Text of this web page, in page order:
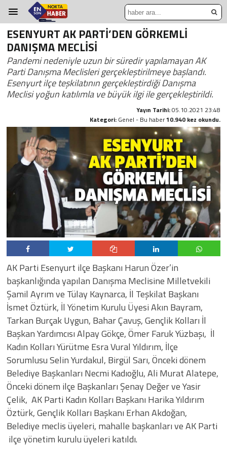
ESENYURT AK PARTİ’DEN GÖRKEMLİ
DANIŞMA MECLİSİ
Pandemi nedeniyle uzun bir süredir yapılamayan AK
Parti Danışma Meclisleri gerçekleştirilmeye başlandı.
Esenyurt ilçe teşkilatının gerçekleştirdiği Danışma
Meclisi yoğun katılımla ve büyük ilgi ile gerçekleştirildi.
Yayın Tarihi:05.10.2021 23:48
Kategori: Genel - Bu haber10.940 kez okundu.
AK Parti Esenyurt ilçe Başkanı Harun Özer’in
başkanlığında yapılan Danışma Meclisine Milletvekili
Şamil Ayrım ve Tülay Kaynarca, İl Teşkilat Başkanı
İsmet Öztürk, İl Yönetim Kurulu Üyesi Akın Bayram,
Tarkan Burçak Uygun, Bahar Çavuş, Gençlik Kolları İl
Başkan Yardımcısı Alpay Gökçe, Ömer Faruk Yüzbaşı, İl
Kadın Kolları Yürütme Esra Vural Yıldırım, İlçe
Sorumlusu Selin Yurdakul, Birgül Sarı, Önceki dönem
Belediye Başkanları Necmi Kadıoğlu, Ali Murat Alatepe,
Önceki dönem ilçe Başkanları Şenay Değer ve Yasir
Çelik, AK Parti Kadın Kolları Başkanı Harika Yıldırım
Öztürk, Gençlik Kolları Başkanı Erhan Akdoğan,
Belediye meclis üyeleri, mahalle başkanları ve AK Parti
ilçe yönetim kurulu üyeleri katıldı.